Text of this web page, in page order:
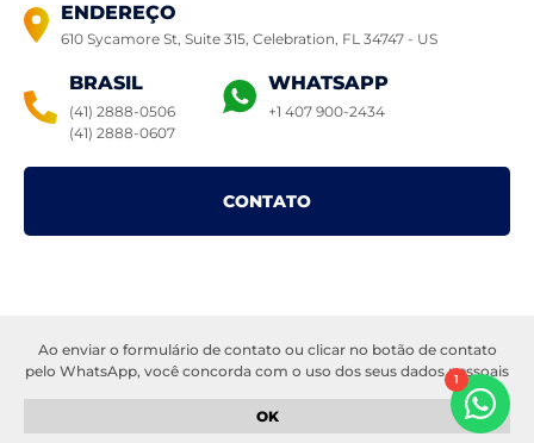
ENDEREÇO
610 Sycamore St, Suite 315, Celebration, FL 34747 - US
BRASIL
(41) 2888-0506
(41) 2888-0607
WHATSAPP
+1 407 900-2434
CONTATO
© 2022 Casas à venda Orlando. Todos os direitos reservados –
Política de privacidade–Sitemap–Casas à venda Orlando
1
Ao enviar o formulário de contato ou clicar no botão de contato
pelo WhatsApp, você concorda com o uso dos seus dados pessoais
para fins de comunicação e atendimento. Seus dados serão
tratados de acordo com a nossapolítica de privacidade
. Garantimos
que suas informações serão mantidas em sigilo e não serão
OK